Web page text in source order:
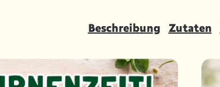
Beschreibung Zutaten